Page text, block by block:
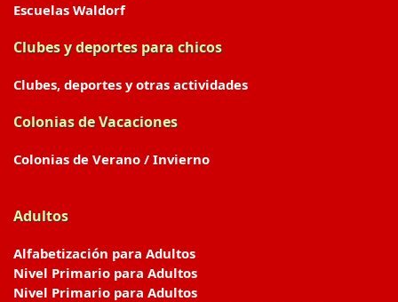
Escuelas Waldorf
Clubes y deportes para chicos
Clubes, deportes y otras actividades
Colonias de Vacaciones
Colonias de Verano / Invierno
Adultos
Alfabetización para Adultos
Nivel Primario para Adultos
Nivel Primario para Adultos